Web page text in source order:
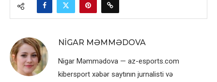
NIGAR MƏMMƏDOVA
Nigar Məmmədova — az-esports.com
kibersport xəbər saytının jurnalisti və